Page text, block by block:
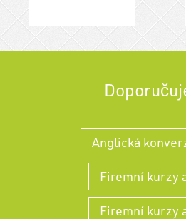
Anglická
Firemní kurzy
Firemní kurzy